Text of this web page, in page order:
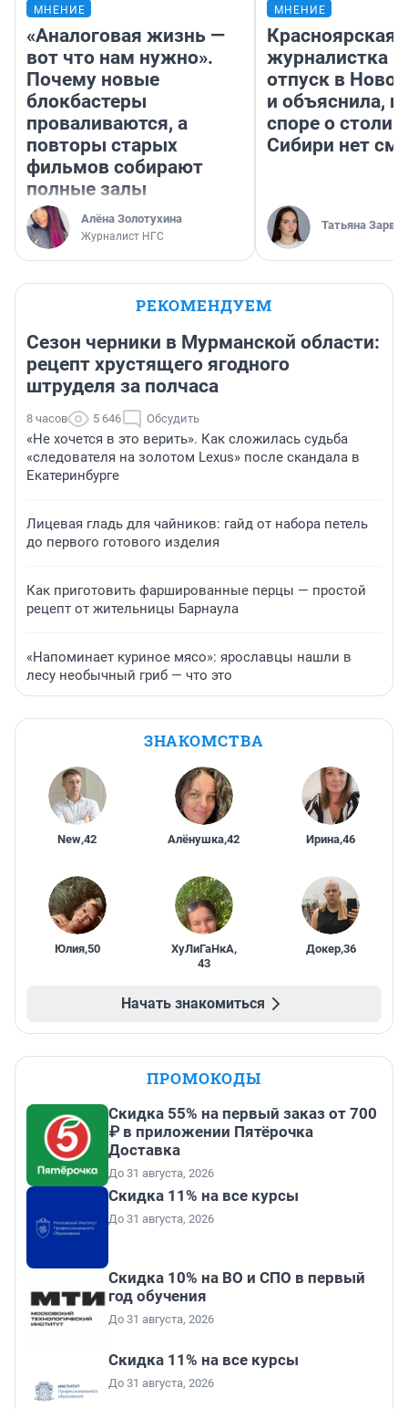
МНЕНИЕ
«Аналоговая жизнь —
вот что нам нужно».
Почему новые
блокбастеры
проваливаются, а
повторы старых
фильмов собирают
полные залы
Алёна Золотухина
Журналист НГС
МНЕНИЕ
Красноярская
журналистка
отпуск в
и объяснила,
споре о
Сибири нет
Татьяна Зарва
РЕКОМЕНДУЕМ
Сезон черники в Мурманской области:
рецепт хрустящего ягодного
штруделя за полчаса
8 часов 5 646 Обсудить
«Не хочется в это верить». Как сложилась судьба
«следователя на золотом Lexus» после скандала в
Екатеринбурге
Лицевая гладь для чайников: гайд от набора петель
до первого готового изделия
Как приготовить фаршированные перцы — простой
рецепт от жительницы Барнаула
«Напоминает куриное мясо»: ярославцы нашли в
лесу необычный гриб — что это
ЗНАКОМСТВА
New,42 Алёнушка,42 Ирина,46
Юлия,50 ХуЛиГаНкА,
43
Докер,36
Начать знакомиться
ПРОМОКОДЫ
Скидка 55% на первый заказ от 700
₽ в приложении Пятёрочка
Доставка
До 31 августа, 2026
Скидка 11% на все курсы
До 31 августа, 2026
Скидка 10% на ВО и СПО в первый
год обучения
До 31 августа, 2026
Скидка 11% на все курсы
До 31 августа, 2026